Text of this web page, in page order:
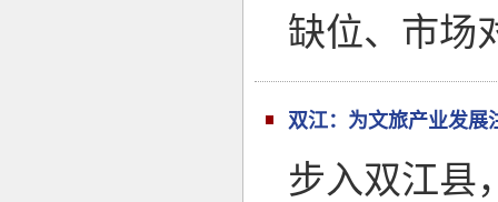
缺位、市场
双江：为文旅产业发展
步入双江县